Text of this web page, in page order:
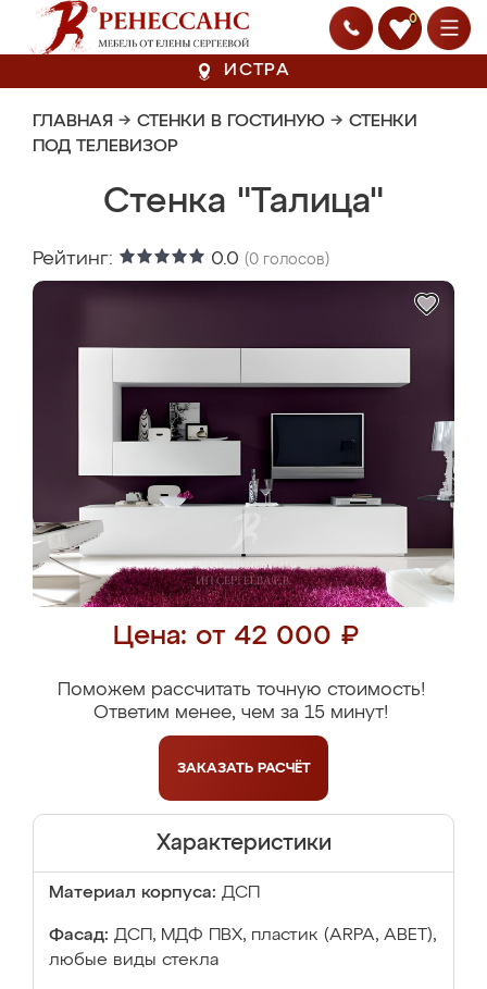
0
ИСТРА
ГЛАВНАЯ → СТЕНКИ В ГОСТИНУЮ → СТЕНКИ
ПОД ТЕЛЕВИЗОР
Стенка "Талица"
Рейтинг: 0.0 (0 голосов)
Цена: от 42 000 ₽
Поможем рассчитать точную стоимость!
Ответим менее, чем за 15 минут!
ЗАКАЗАТЬ РАСЧЁТ
Характеристики
Материал корпуса: ДСП
Фасад: ДСП, МДФ ПВХ, пластик (ARPA, ABET),
любые виды стекла